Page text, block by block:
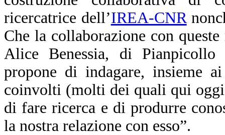
ricercatrice dell’IREA-CNR
Che la collaborazione con
Alice Benessia, di
propone di indagare, insieme
coinvolti (molti dei quali qui
di fare ricerca e di produrre
la nostra relazione con esso”.